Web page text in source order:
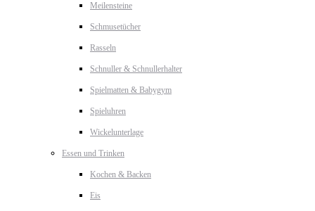
Meilensteine
Schmusetücher
Rasseln
Schnuller & Schnullerhalter
Spielmatten & Babygym
Spieluhren
Wickelunterlage
Essen und Trinken
Kochen & Backen
Eis